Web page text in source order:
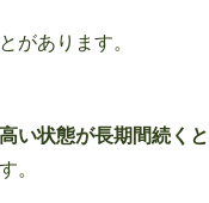
があります。
い状態が長期間続く
。